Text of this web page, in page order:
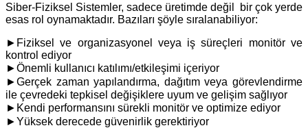
Siber-Fiziksel Sistemler, sadece üretimde değil bir çok yerde
esas rol oynamaktadır. Bazıları şöyle sıralanabiliyor:
►Fiziksel ve organizasyonel veya iş süreçleri monitör ve
kontrol ediyor
►Önemli kullanıcı katılımı/etkileşimi içeriyor
►Gerçek zaman yapılandırma, dağıtım veya görevlendirme
ile çevredeki tepkisel değişiklere uyum ve gelişim sağlıyor
► Kendi performansını sürekli monitör ve optimize ediyor
►Yüksek derecede güvenirlik gerektiriyor